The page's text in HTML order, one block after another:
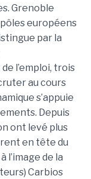
Grenoble
pôles européens
par la
l’emploi, trois
au cours
s’appuie
Depuis
ont levé plus
en tête du
l’image de la
Carbios